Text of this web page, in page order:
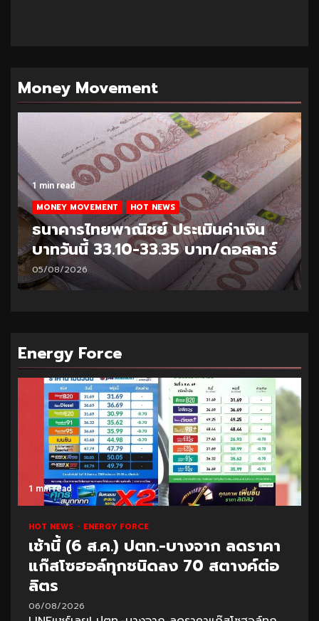
Money Movement
1 min read
MONEY MOVEMENT HOT NEWS
ธนาคารไทยพาณิชย์ ประเมินค่าเงิน
บาทวันนี้ 33.10-33.35 บาท/ดอลลาร์
05/08/2026
Energy Force
1 min read
HOT NEWS ENERGY FORCE
เช้านี้ (6 ส.ค.) ปตท.-บางจาก ลดราคา
แก๊สโซฮอล์ทุกชนิดลง 70 สตางค์ต่อ
ลิตร
06/08/2026